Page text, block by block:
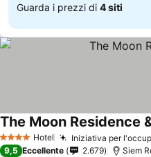
Guarda i prezzi di 4 siti
4 Stelle Hotel Iniziativa per
The Moon Residence
9,5 Eccellente 2.679 Siem